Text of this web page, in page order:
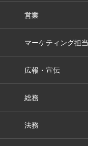
営業
マーケティング担当
広報・宣伝
総務
法務